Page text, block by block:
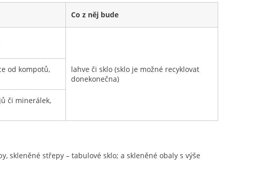
Co z něj bude
lahve či sklo (sklo je možné recyklovat
donekonečna)
od kompotů,
či minerálek,
skleněné střepy – tabulové sklo; a skleněné obaly s výše